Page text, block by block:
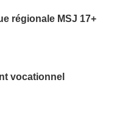
régionale MSJ 17+
vocationnel